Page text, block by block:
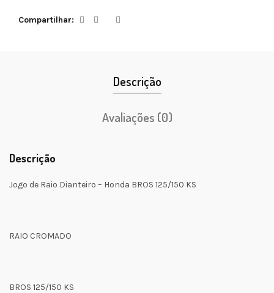
Compartilhar
Descrição
Avaliações (0)
Descrição
Jogo de Raio Dianteiro – Honda BROS 125/150 KS
RAIO CROMADO
BROS 125/150 KS